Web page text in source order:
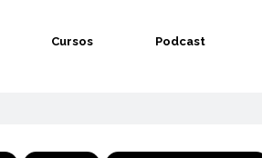
Cursos Podcast